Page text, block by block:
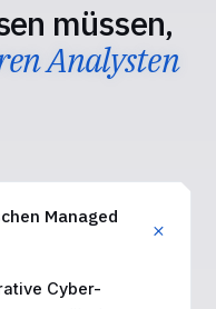
müssen,
Analysten
Managed
Cyber-